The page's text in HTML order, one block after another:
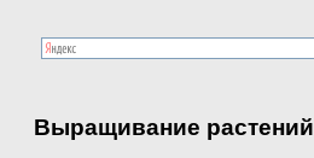
Выращивание растений